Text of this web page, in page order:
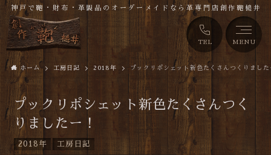
TEL MENU
神戸で鞄・財布・革製品のオーダーメイドなら革専門店創作鞄槌井
ホーム 工房日記 2018年 プックリポシェット新色たくさんつくりました
プックリポシェット新色たくさんつく
りましたー！
2018年 工房日記